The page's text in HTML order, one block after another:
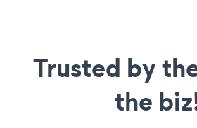
Trusted by
the